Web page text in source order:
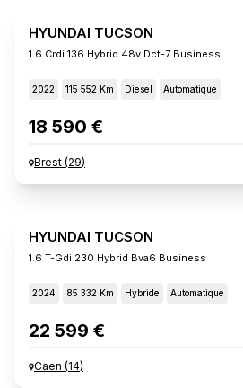
HYUNDAI TUCSON
1.6 Crdi 136 Hybrid 48v Dct-7 Business
2022 115 552 Km Diesel Automatique
18 590 €
Brest (29)
HYUNDAI TUCSON
1.6 T-Gdi 230 Hybrid Bva6 Business
2024 85 332 Km Hybride Automatique
22 599 €
Caen (14)